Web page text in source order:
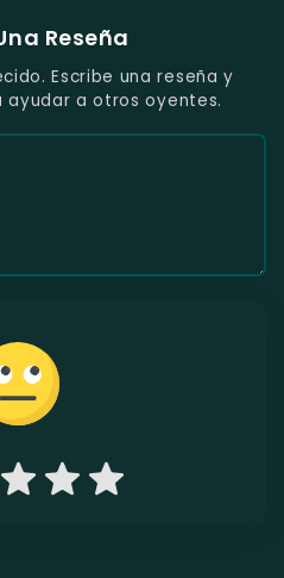
Reseña
Escribe una reseña y
a otros oyentes.